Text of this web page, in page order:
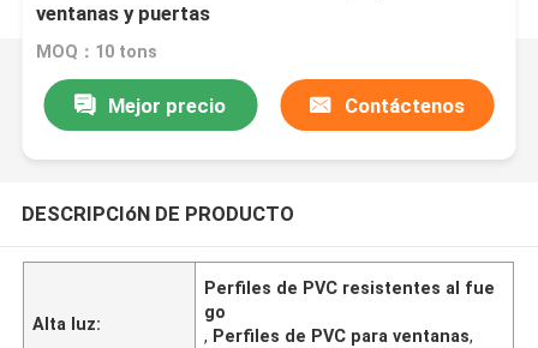
ventanas y puertas
MOQ：10 tons
Mejor precio Contáctenos
DESCRIPCIóN DE PRODUCTO
Alta luz:
Perfiles de PVC resistentes al fue
go
, Perfiles de PVC para ventanas,